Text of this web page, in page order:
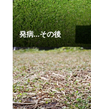
発病…その後